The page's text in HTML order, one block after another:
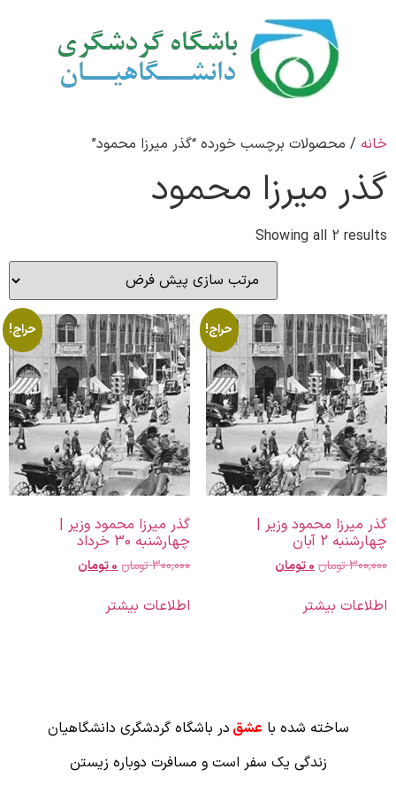
خانه / محصولات برچسب خورده “گذر میرزا محمود”
گذر میرزا محمود
Showing all 2 results
حراج!
گذر میرزا محمود وزیر |
چهارشنبه 2 آبان
300,000تومان0تومان
اطلاعات بیشتر
حراج!
گذر میرزا محمود وزیر |
چهارشنبه 30 خرداد
300,000تومان0تومان
اطلاعات بیشتر
ساخته شده با عشق در باشگاه گردشگری دانشگاهیان
زندگی یک سفر است و مسافرت دوباره زیستن